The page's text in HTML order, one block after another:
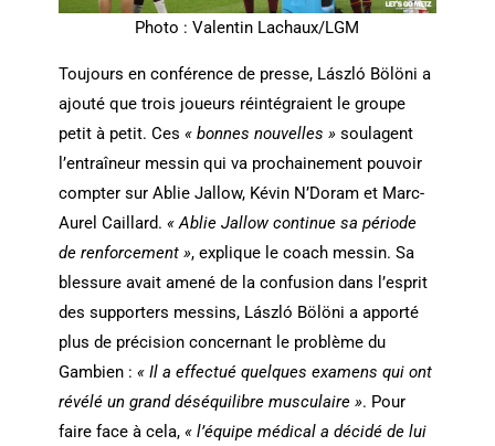
Photo : Valentin Lachaux/LGM
Toujours en conférence de presse, László Bölöni a
ajouté que trois joueurs réintégraient le groupe
petit à petit. Ces « bonnes nouvelles »soulagent
l’entraîneur messin qui va prochainement pouvoir
compter sur Ablie Jallow, Kévin N’Doram et Marc-
Aurel Caillard. « Ablie Jallow continue sa période
de renforcement », explique le coach messin. Sa
blessure avait amené de la confusion dans l’esprit
des supporters messins, László Bölöni a apporté
plus de précision concernant le problème du
Gambien : « Il a effectué quelques examens qui ont
révélé un grand déséquilibre musculaire ». Pour
faire face à cela, « l’équipe médical a décidé de lui